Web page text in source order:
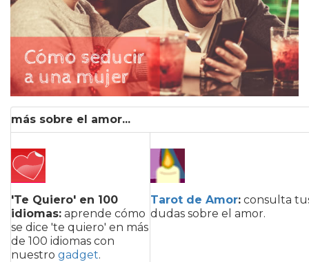
más sobre el amor...
'Te Quiero' en 100
idiomas: aprende cómo
se dice 'te quiero' en más
de 100 idiomas con
nuestro gadget.
Tarot de Amor: consulta
dudas sobre el amor.